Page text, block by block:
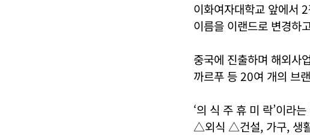
이화여자대학교 앞에서
이름을 이랜드로 변경하
중국에 진출하며 해외사
까르푸 등 20여 개의 브
‘의 식 주 휴 미 락’이라
△외식 △건설, 가구, 생